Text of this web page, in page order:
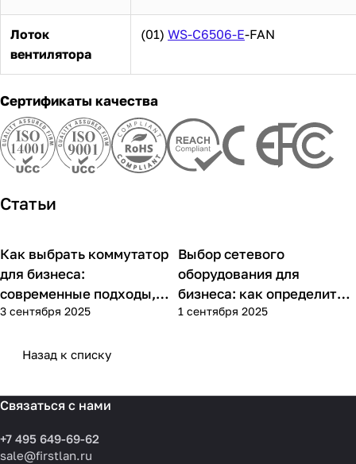
Лоток
вентилятора
(01) WS-C6506-E-FAN
Сертификаты качества
Статьи
Советы покупателям
Как выбрать коммутатор
для бизнеса:
современные подходы,
практика применения и
3 сентября 2025
Советы покупателям
Выбор сетевого
оборудования для
бизнеса: как определить
потребности компании и
1 сентября 2025
Назад к списку
Связаться с нами
+7 495 649-69-62
sale@firstlan.ru